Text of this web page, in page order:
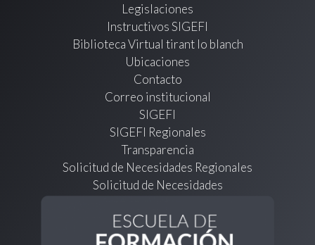
Legislaciones
Instructivos SIGEFI
Biblioteca Virtual tirant lo blanch
Ubicaciones
Contacto
Correo institucional
SIGEFI
SIGEFI Regionales
Transparencia
Solicitud de Necesidades Regionales
Solicitud de Necesidades